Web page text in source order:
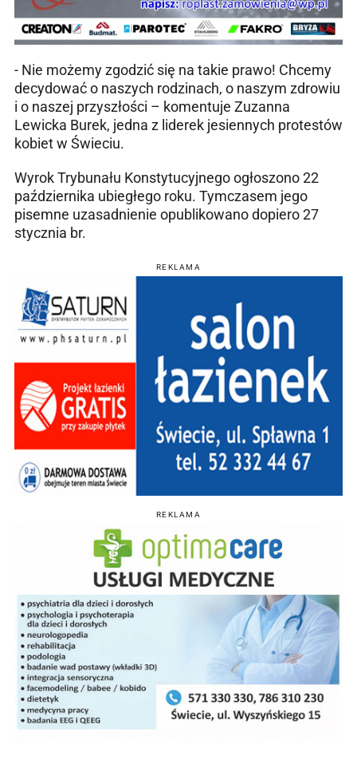
- Nie możemy zgodzić się na takie prawo! Chcemy
decydować o naszych rodzinach, o naszym zdrowiu
i o naszej przyszłości – komentuje Zuzanna
Lewicka Burek, jedna z liderek jesiennych protestów
kobiet w Świeciu.
Wyrok Trybunału Konstytucyjnego ogłoszono 22
października ubiegłego roku. Tymczasem jego
pisemne uzasadnienie opublikowano dopiero 27
stycznia br.
REKLAMA
REKLAMA